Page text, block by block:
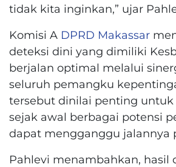
tidak kita inginkan,” ujar
Komisi A DPRD Makassar
deteksi dini yang dimiliki
berjalan optimal melalui
seluruh pemangku
tersebut dinilai penting untuk
sejak awal berbagai potensi
dapat mengganggu jalannya
Pahlevi menambahkan, hasil